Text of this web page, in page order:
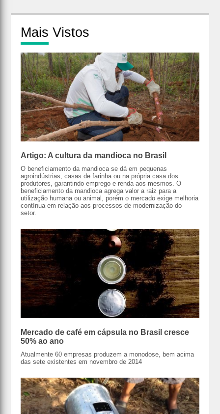
Mais Vistos
Artigo: A cultura da mandioca no Brasil
O beneficiamento da mandioca se dá em pequenas
agroindústrias, casas de farinha ou na própria casa dos
produtores, garantindo emprego e renda aos mesmos. O
beneficiamento da mandioca agrega valor a raiz para a
utilização humana ou animal, porém o mercado exige melhoria
contínua em relação aos processos de modernização do
setor.
Mercado de café em cápsula no Brasil cresce
50% ao ano
Atualmente 60 empresas produzem a monodose, bem acima
das sete existentes em novembro de 2014